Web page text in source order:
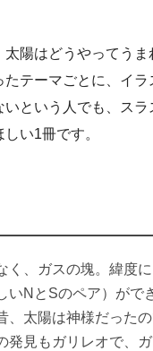
陽はどうやってう
テーマごとに、イ
という人でも、ス
い1冊です。
く、ガスの塊。緯度
いNとSのペア）がで
、太陽は神様だった
発見もガリレオで、